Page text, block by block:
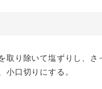
取り除いて塩ずりし、さ
小口切りにする。